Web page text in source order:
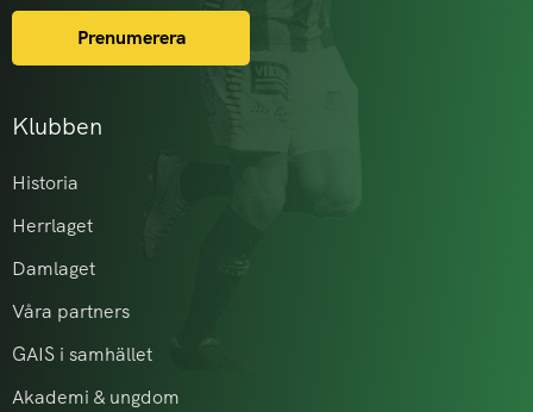
Klubben
Historia
Herrlaget
Damlaget
Våra partners
GAIS i samhället
Akademi & ungdom
Prenumerera